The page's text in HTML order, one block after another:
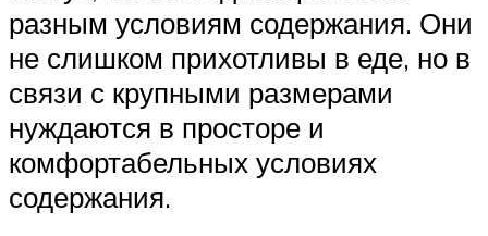
разным условиям содержания. Они
не слишком прихотливы в еде, но в
связи с крупными размерами
нуждаются в просторе и
комфортабельных условиях
содержания.